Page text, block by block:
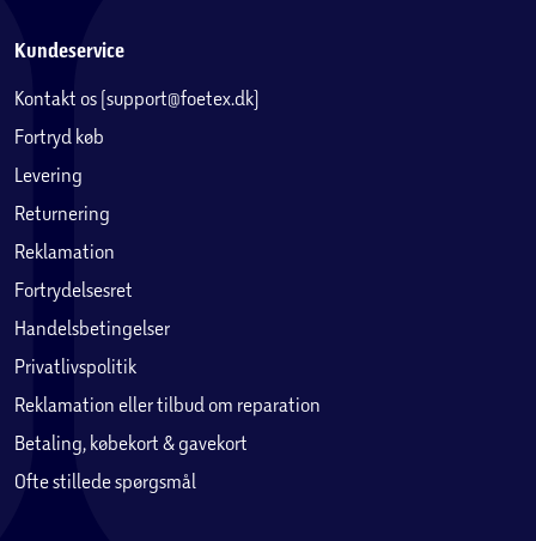
Kundeservice
Kontakt os (support@foetex.dk)
Fortryd køb
Levering
Returnering
Reklamation
Fortrydelsesret
Handelsbetingelser
Privatlivspolitik
Reklamation eller tilbud om reparation
Betaling, købekort & gavekort
Ofte stillede spørgsmål